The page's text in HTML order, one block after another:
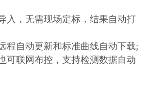
入，无需现场定标，结果自动打
程自动更新和标准曲线自动下载;
可联网布控，支持检测数据自动